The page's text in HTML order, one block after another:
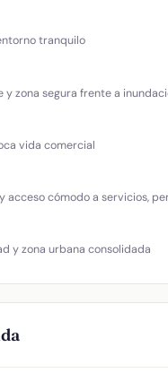
tranquilo
y zona segura frente a
vida comercial
acceso cómodo a servicios,
y zona urbana consolidada